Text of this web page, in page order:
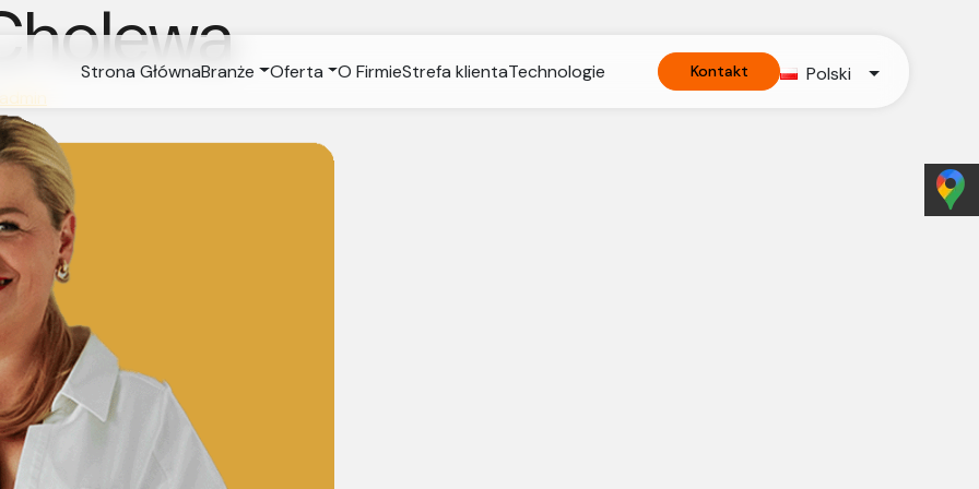
Strona GłównaBranże Oferta O FirmieStrefa klientaTechnologie Kontakt Polski
admin